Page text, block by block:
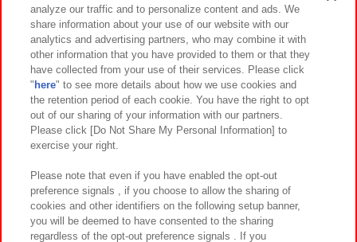
イベント・キャンペーン
関連会社 サステナビリティ サイトポリシー
プライバシーポリシー ウェブアクセシビリティ方針と検証結果
お取引先さまとともに
カスタマーハラスメント対応方針 よくあるご質問・お問い合わせ
analyze our traffic and to personalize content and ads. We
share information about your use of our website with our
analytics and advertising partners, who may combine it with
other information that you have provided to them or that they
have collected from your use of their services. Please click
" here" to see more details about how we use cookies and
the retention period of each cookie. You have the right to opt
out of our sharing of your information with our partners.
Please click [Do Not Share My Personal Information] to
exercise your right.
Please note that even if you have enabled the opt-out
preference signals , if you choose to allow the sharing of
cookies and other identifiers on the following setup banner,
you will be deemed to have consented to the sharing
regardless of the opt-out preference signals . If you